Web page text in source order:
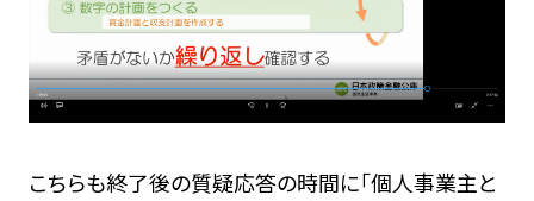
こちらも終了後の質疑応答の時間に「個人事業主と